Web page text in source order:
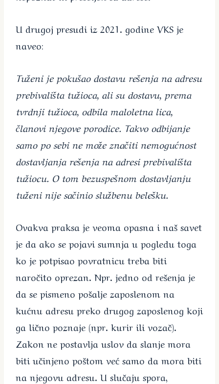
U drugoj presudi iz 2021. godine VKS je
naveo:
Tuženi je pokušao dostavu rešenja na adresu
prebivališta tužioca, ali su dostavu, prema
tvrdnji tužioca, odbila maloletna lica,
članovi njegove porodice. Takvo odbijanje
samo po sebi ne može značiti nemogućnost
dostavljanja rešenja na adresi prebivališta
tužiocu. O tom bezuspešnom dostavljanju
tuženi nije sačinio službenu belešku.
Ovakva praksa je veoma opasna i naš savet
je da ako se pojavi sumnja u pogledu toga
ko je potpisao povratnicu treba biti
naročito oprezan. Npr. jedno od rešenja je
da se pismeno pošalje zaposlenom na
kućnu adresu preko drugog zaposlenog koji
ga lično poznaje (npr. kurir ili vozač).
Zakon ne postavlja uslov da slanje mora
biti učinjeno poštom već samo da mora biti
na njegovu adresu. U slučaju spora,